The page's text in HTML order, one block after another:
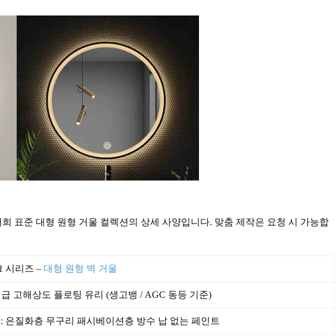
표준 대형 원형 거울 컬렉션의 상세 사양입니다. 맞춤 제작은 요청 시 가능합
시리즈 – 대형 원형 벽 거울
급 고해상도 플로팅 유리 (생고뱅 / AGC 동등 기준)
은질화층 무구리 패시베이션층 방수 납 없는 페인트